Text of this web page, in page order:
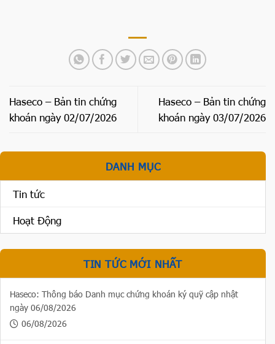
Haseco – Bản tin chứng
khoán ngày 02/07/2026
Haseco – Bản tin chứng
khoán ngày 03/07/2026
DANH MỤC
Tin tức
Hoạt Động
TIN TỨC MỚI NHẤT
Haseco: Thông báo Danh mục chứng khoán ký quỹ cập nhật
ngày 06/08/2026
06/08/2026